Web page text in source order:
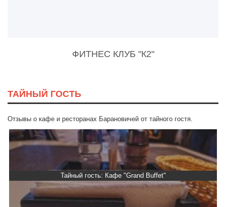
ФИТНЕС КЛУБ "К2"
ТАЙНЫЙ ГОСТЬ
Отзывы о кафе и ресторанах Барановичей от тайного гостя.
Тайный гость: Кафе "Grand Buffet"